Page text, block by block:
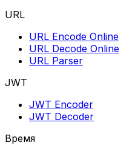
URL
URL Encode Online
URL Decode Online
URL Parser
JWT
JWT Encoder
JWT Decoder
Время